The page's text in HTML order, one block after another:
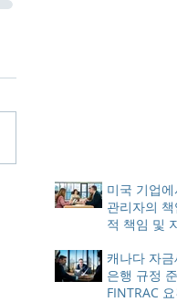
미국 기업
관리자의
적 책임 및
캐나다 자
은행 규정
FINTRAC